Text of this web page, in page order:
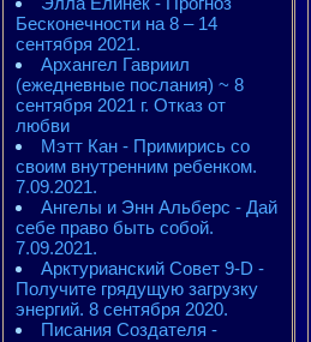
Бесконечности на 8 – 14
сентября 2021.
Архангел Гавриил
(ежедневные послания) ~ 8
сентября 2021 г. Отказ от
любви
Мэтт Кан - Примирись со
своим внутренним ребенком.
7.09.2021.
Ангелы и Энн Альберс - Дай
себе право быть собой.
7.09.2021.
Арктурианский Совет 9-D -
Получите грядущую загрузку
энергий. 8 сентября 2020.
Писания Создателя -